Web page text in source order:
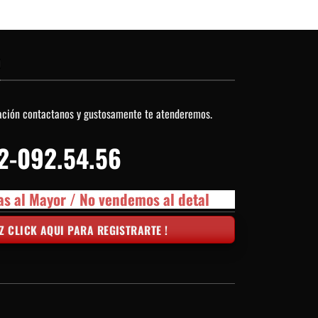
contactanos y gustosamente te atenderemos.
092.54.56
al Mayor / No vendemos al detal
CLICK AQUI PARA REGISTRARTE !